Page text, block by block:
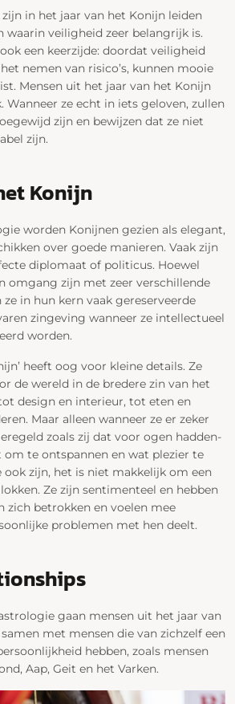
in het jaar van het Konijn leiden
waarin veiligheid zeer belangrijk is.
een keerzijde: doordat veiligheid
nemen van risico’s, kunnen mooie
Mensen uit het jaar van het Konijn
Wanneer ze echt in iets geloven, zullen
zijn en bewijzen dat ze niet
zijn.
Konijn
worden Konijnen gezien als elegant,
over goede manieren. Vaak zijn
diplomaat of politicus. Hoewel
omgang zijn met zeer verschillende
in hun kern vaak gereserveerde
zingeving wanneer ze intellectueel
worden.
heeft oog voor kleine details. Ze
de wereld in de bredere zin van het
design en interieur, tot eten en
Maar alleen wanneer ze er zeker
zoals zij dat voor ogen hadden-
om te ontspannen en wat plezier te
ook zijn, het is niet makkelijk om een
Ze zijn sentimenteel en hebben
zich betrokken en voelen mee
problemen met hen deelt.
gaan mensen uit het jaar van
met mensen die van zichzelf een
hebben, zoals mensen
Aap, Geit en het Varken.